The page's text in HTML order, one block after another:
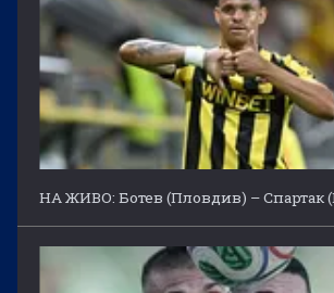
НА ЖИВО: Ботев (Пловдив) – Спартак